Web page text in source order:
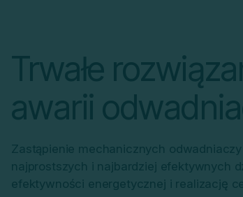
Trwałe
awarii
Zastąpienie mechanicznych
najprostszych i najbardziej efektywnych
efektywności energetycznej i realizację